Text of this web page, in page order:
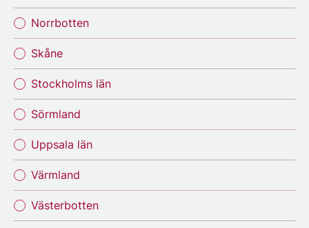
Norrbotten
Skåne
Stockholms län
Sörmland
Uppsala län
Värmland
Västerbotten